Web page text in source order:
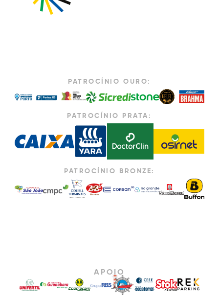
PATROCÍNIO OURO:
PATROCÍNIO PRATA:
PATROCÍNIO BRONZE:
APOIO